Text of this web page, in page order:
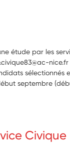
étude par les
sélectionnés
septembre
Civique